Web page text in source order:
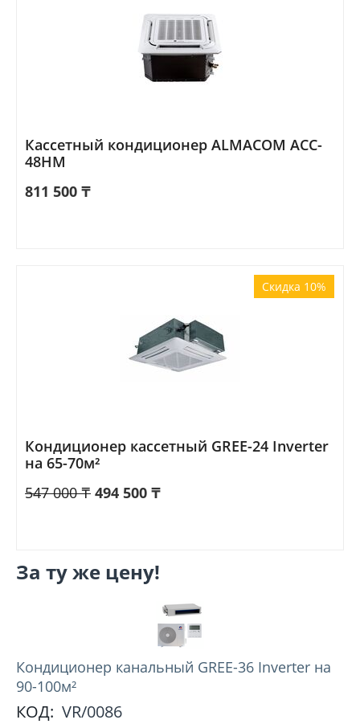
Кассетный кондиционер ALMACOM ACC-
48HM
811 500 ₸
Скидка 10%
Кондиционер кассетный GREE-24 Inverter
на 65-70м²
547 000 ₸ 494 500 ₸
За ту же цену!
Кондиционер канальный GREE-36 Inverter на
90-100м²
КОД: VR/0086